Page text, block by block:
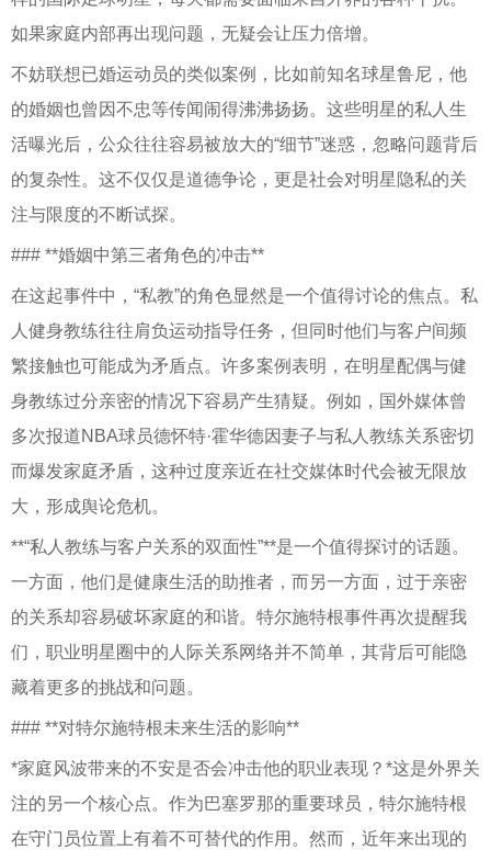
如果家庭内部再出现问题，无疑会让压力倍增。
不妨联想已婚运动员的类似案例，比如前知名球星鲁尼，他
的婚姻也曾因不忠等传闻闹得沸沸扬扬。这些明星的私人生
活曝光后，公众往往容易被放大的“细节”迷惑，忽略问题背后
的复杂性。这不仅仅是道德争论，更是社会对明星隐私的关
注与限度的不断试探。
### **婚姻中第三者角色的冲击**
在这起事件中，“私教”的角色显然是一个值得讨论的焦点。私
人健身教练往往肩负运动指导任务，但同时他们与客户间频
繁接触也可能成为矛盾点。许多案例表明，在明星配偶与健
身教练过分亲密的情况下容易产生猜疑。例如，国外媒体曾
多次报道NBA球员德怀特·霍华德因妻子与私人教练关系密切
而爆发家庭矛盾，这种过度亲近在社交媒体时代会被无限放
大，形成舆论危机。
**“私人教练与客户关系的双面性”**是一个值得探讨的话题。
一方面，他们是健康生活的助推者，而另一方面，过于亲密
的关系却容易破坏家庭的和谐。特尔施特根事件再次提醒我
们，职业明星圈中的人际关系网络并不简单，其背后可能隐
藏着更多的挑战和问题。
### **对特尔施特根未来生活的影响**
*家庭风波带来的不安是否会冲击他的职业表现？*这是外界关
注的另一个核心点。作为巴塞罗那的重要球员，特尔施特根
在守门员位置上有着不可替代的作用。然而，近年来出现的